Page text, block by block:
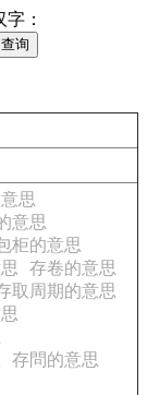
：
思
意思
柜的意思
存卷的意思
取周期的意思
存問的意思